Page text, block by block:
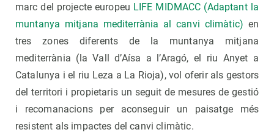
marc del projecte europeu LIFE MIDMACC (Adaptant la
muntanya mitjana mediterrània al canvi climàtic) en
tres zones diferents de la muntanya mitjana
mediterrània (la Vall d’Aísa a l’Aragó, el riu Anyet a
Catalunya i el riu Leza a La Rioja), vol oferir als gestors
del territori i propietaris un seguit de mesures de gestió
i recomanacions per aconseguir un paisatge més
resistent als impactes del canvi climàtic.